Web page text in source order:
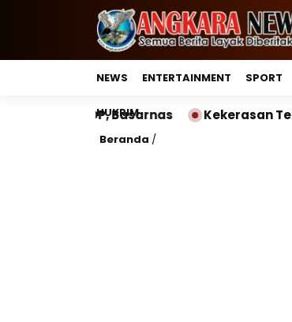
NEWS ENTERTAINMENT SPORT
HUKRIM
Basarnas Kekerasan
Beranda /